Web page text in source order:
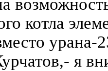
котла
урана-
я